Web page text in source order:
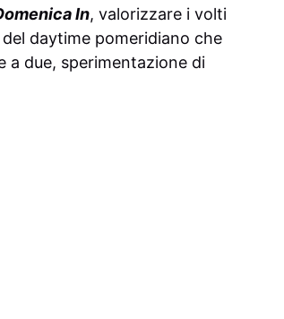
In, valorizzare i volti
daytime pomeridiano che
a due, sperimentazione di